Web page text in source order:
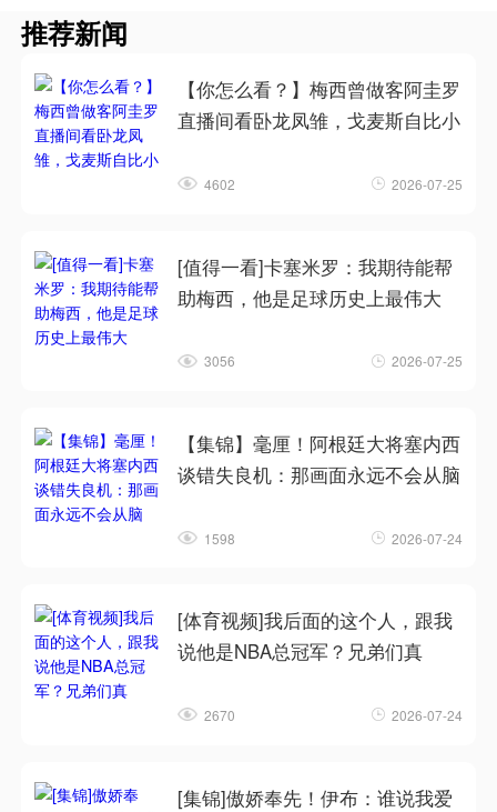
推荐新闻
【你怎么看？】梅西曾做客阿圭罗
直播间看卧龙凤雏，戈麦斯自比小
4602 2026-07-25
[值得一看]卡塞米罗：我期待能帮
助梅西，他是足球历史上最伟大
3056 2026-07-25
【集锦】毫厘！阿根廷大将塞内西
谈错失良机：那画面永远不会从脑
1598 2026-07-24
[体育视频]我后面的这个人，跟我
说他是NBA总冠军？兄弟们真
2670 2026-07-24
[集锦]傲娇奉先！伊布：谁说我爱